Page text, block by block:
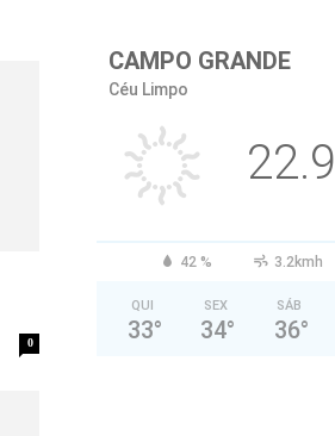
0
CAMPO GRANDE
Céu Limpo
22.9
42 % 3.2kmh
QUI
33°
SEX
34°
SÁB
36°